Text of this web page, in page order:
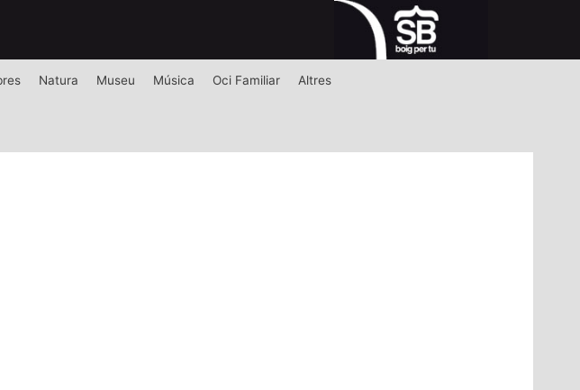
Natura Museu Música Oci Familiar Altres